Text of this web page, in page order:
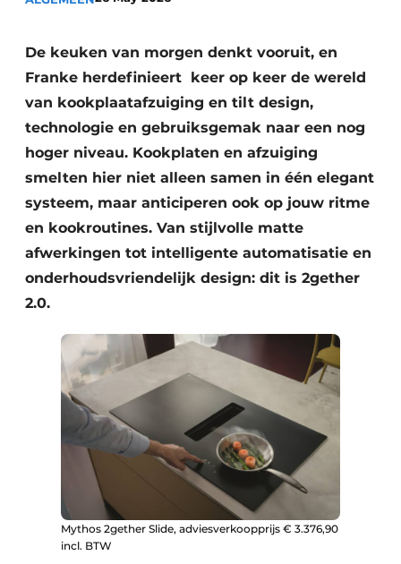
Privacy / Cookie statement
Video’s
De keuken van morgen denkt vooruit, en
Franke herdefinieert keer op keer de wereld
van kookplaatafzuiging en tilt design,
technologie en gebruiksgemak naar een nog
hoger niveau. Kookplaten en afzuiging
smelten hier niet alleen samen in één elegant
systeem, maar anticiperen ook op jouw ritme
en kookroutines. Van stijlvolle matte
afwerkingen tot intelligente automatisatie en
onderhoudsvriendelijk design: dit is 2gether
2.0.
Mythos 2gether Slide, adviesverkoopprijs € 3.376,90
incl. BTW